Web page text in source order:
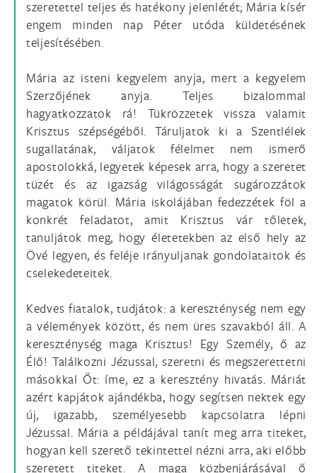
szeretettel teljes és hatékony jelenlétét; Mária kísér
engem minden nap Péter utóda küldetésének
teljesítésében.
Mária az isteni kegyelem anyja, mert a kegyelem
Szerzőjének anyja. Teljes bizalommal
hagyatkozzatok rá! Tükrözzetek vissza valamit
Krisztus szépségéből. Táruljatok ki a Szentlélek
sugallatának, váljatok félelmet nem ismerő
apostolokká, legyetek képesek arra, hogy a szeretet
tüzét és az igazság világosságát sugározzátok
magatok körül. Mária iskolájában fedezzétek föl a
konkrét feladatot, amit Krisztus vár tőletek,
tanuljátok meg, hogy életetekben az első hely az
Övé legyen, és feléje irányuljanak gondolataitok és
cselekedeteitek.
Kedves fiatalok, tudjátok: a kereszténység nem egy
a vélemények között, és nem üres szavakból áll. A
kereszténység maga Krisztus! Egy Személy, ő az
Élő! Találkozni Jézussal, szeretni és megszerettetni
másokkal Őt: íme, ez a keresztény hivatás. Máriát
azért kapjátok ajándékba, hogy segítsen nektek egy
új, igazabb, személyesebb kapcsolatra lépni
Jézussal. Mária a példájával tanít meg arra titeket,
hogyan kell szerető tekintettel nézni arra, aki előbb
szeretett titeket. A maga közbenjárásával ő